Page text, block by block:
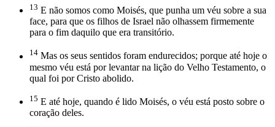
13 E não somos como Moisés, que punha um véu sobre a sua
face, para que os filhos de Israel não olhassem firmemente
para o fim daquilo que era transitório.
14 Mas os seus sentidos foram endurecidos; porque até hoje o
mesmo véu está por levantar na lição do Velho Testamento, o
qual foi por Cristo abolido.
15 E até hoje, quando é lido Moisés, o véu está posto sobre o
coração deles.